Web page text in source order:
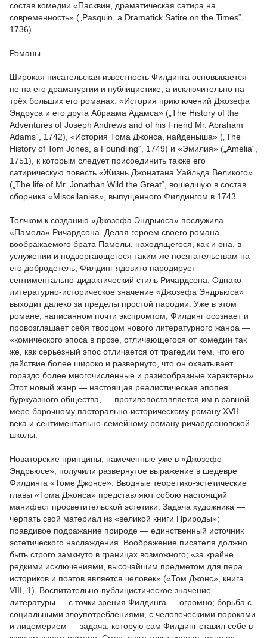
состав комедии «Пасквин, драматическая сатира на
современность» („Pasquin, a Dramatick Satire on the Times“,
1736).
Романы
Широкая писательская известность Филдинга основывается
не на его драматургии и публицистике, а исключительно на
трёх больших его романах: «История приключений Джозефа
Эндруса и его друга Абраама Адамса» („The History of the
Adventures of Joseph Andrews and of his Friend Mr. Abraham
Adams“, 1742), «История Тома Джонса, найденыша» („The
History of Tom Jones, a Foundling“, 1749) и «Эмилия» („Amelia“,
1751), к которым следует присоединить также его
сатирическую повесть «Жизнь Джонатана Уайльда Великого»
(„The life of Mr. Jonathan Wild the Great“, вошедшую в состав
сборника «Miscellanies», выпущенного Филдингом в 1743.
Толчком к созданию «Джозефа Эндрьюса» послужила
«Памела» Ричардсона. Делая героем своего романа
воображаемого брата Памелы, находящегося, как и она, в
услужении и подвергающегося таким же посягательствам на
его добродетель, Филдинг ядовито пародирует
сентиментально-дидактический стиль Ричардсона. Однако
литературно-историческое значение «Джозефа Эндрьюса»
выходит далеко за пределы простой пародии. Уже в этом
романе, написанном почти экспромтом, Филдинг осознает и
провозглашает себя творцом нового литературного жанра —
«комического эпоса в прозе, отличающегося от комедии так
же, как серьёзный эпос отличается от трагедии тем, что его
действие более широко и развернуто, что он охватывает
гораздо более многочисленные и разнообразные характеры».
Этот новый жанр — настоящая реалистическая эпопея
буржуазного общества, — противопоставляется им в равной
мере барочному пасторально-историческому роману XVII
века и сентиментально-семейному роману ричардсоновской
школы.
Новаторские принципы, намеченные уже в «Джозефе
Эндрьюсе», получили развернутое выражение в шедевре
Филдинга «Томе Джонсе». Вводные теоретико-эстетические
главы «Тома Джонса» представляют собою настоящий
манифест просветительской эстетики. Задача художника —
черпать свой материал из «великой книги Природы»;
правдивое подражание природе — единственный источник
эстетического наслаждения. Воображение писателя должно
быть строго замкнуто в границах возможного; «за крайне
редкими исключениями, высочайшим предметом для пера…
историков и поэтов является человек» («Том Джонс», книга
VIII, 1). Воспитательно-публицистическое значение
литературы — с точки зрения Филдинга — огромно; борьба с
социальными злоупотреблениями, с человеческими пороками
и лицемерием — задача, которую сам Филдинг ставил себе в